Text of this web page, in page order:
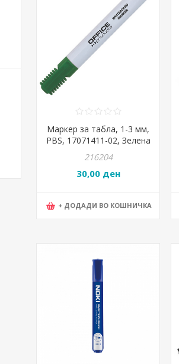
Маркер за табла, 1-3 мм,
PBS, 17071411-02, Зелена
216204
30,00 ден
+ ДОДАДИ ВО КОШНИЧКА